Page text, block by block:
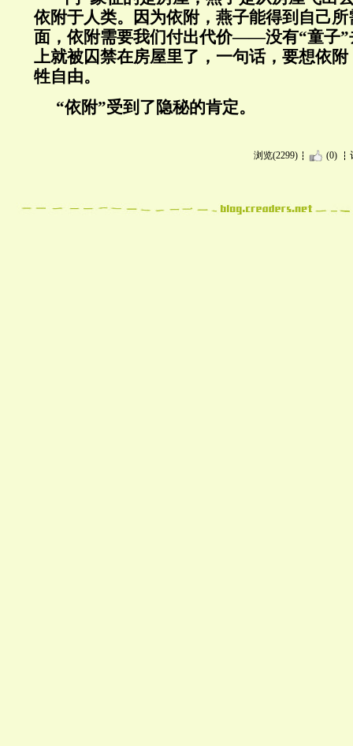
依附于人类。因为依附，燕子能得到自己
面，依附需要我们付出代价——没有“童子”
上就被囚禁在房屋里了，一句话，要想依
牲自由。
“依附”受到了隐秘的肯定。
浏览(2299) (0)